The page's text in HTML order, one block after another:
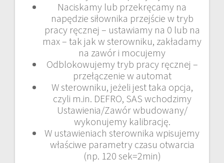
Naciskamy lub przekręcamy na
napędzie siłownika przejście w tryb
pracy ręcznej – ustawiamy na 0 lub na
max – tak jak w sterowniku, zakładamy
na zawór i mocujemy
Odblokowujemy tryb pracy ręcznej –
przełączenie w automat
W sterowniku, jeżeli jest taka opcja,
czyli m.in. DEFRO, SAS wchodzimy
Ustawienia/Zawór wbudowany/
wykonujemy kalibrację.
W ustawieniach sterownika wpisujemy
właściwe parametry czasu otwarcia
(np. 120 sek=2min)